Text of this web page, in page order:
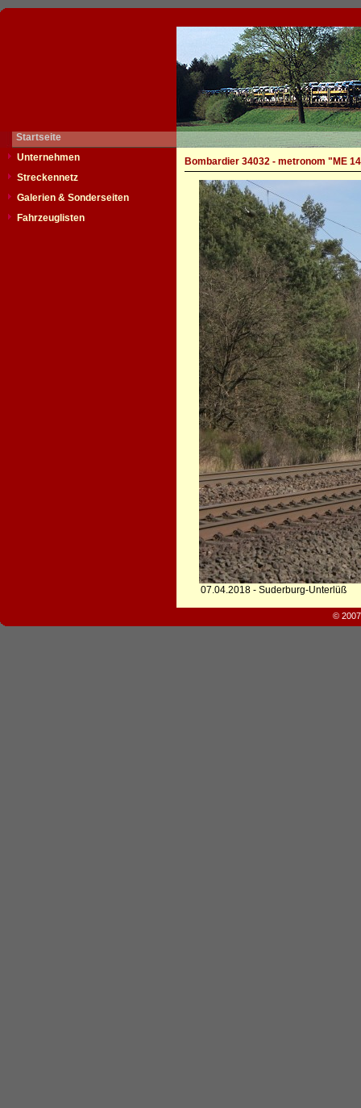
Startseite
Unternehmen
Streckennetz
Galerien & Sonderseiten
Fahrzeuglisten
Bombardier 34032 - metronom "ME
07.04.2018 - Suderburg-Unterlüß
©